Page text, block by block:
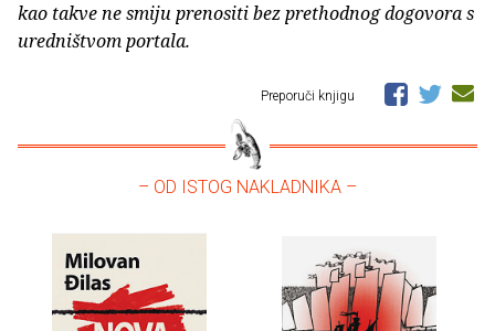
kao takve ne smiju prenositi bez prethodnog dogovora s
uredništvom portala.
Preporuči knjigu
– OD ISTOG NAKLADNIKA –